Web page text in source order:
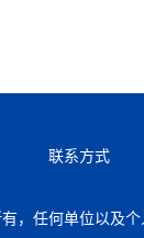
联系方式
，任何单位以及个